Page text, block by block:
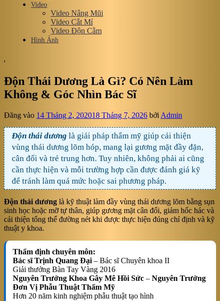
Video
Video Nâng Mũi
Video Cắt Mí
Video Độn Cằm
Hình Ảnh
,
Độn Thái Dương Là Gì? Có Nên Làm
Không & Góc Nhìn Bác Sĩ
Đăng vào 14 Tháng 2, 202018 Tháng 7, 2026 bởi Admin
Độn thái dương là giải pháp thẩm mỹ giúp cải thiện
vùng thái dương lõm hóp, mang lại gương mặt đầy đặn,
cân đối và trẻ trung hơn. Tuy nhiên, không phải ai cũng
cần thực hiện và mỗi trường hợp cần được đánh giá kỹ
để tránh làm quá mức hoặc sai phương pháp.
Độn thái dương là kỹ thuật làm đầy vùng thái dương lõm bằng sụn
sinh học hoặc mỡ tự thân, giúp gương mặt cân đối, giảm hốc hác và
cải thiện tổng thể đường nét khi được thực hiện đúng chỉ định và kỹ
thuật y khoa.
Thẩm định chuyên môn:
Bác sĩ Trịnh Quang Đại – Bác sĩ Chuyên khoa II
Giải thưởng Bàn Tay Vàng 2016
Nguyên Trưởng Khoa Gây Mê Hồi Sức – Nguyên Trưởng
Đơn Vị Phẫu Thuật Thẩm Mỹ
Hơn 20 năm kinh nghiệm phẫu thuật tạo hình